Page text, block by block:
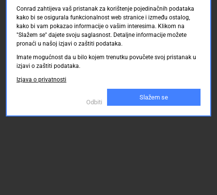
Conrad zahtijeva vaš pristanak za korištenje pojedinačnih podataka
kako bi se osigurala funkcionalnost web stranice i između ostalog,
kako bi vam pokazao informacije o vašim interesima. Klikom na
"Slažem se" dajete svoju saglasnost. Detaljne informacije možete
pronaći u našoj izjavi o zaštiti podataka.
Imate mogućnost da u bilo kojem trenutku povučete svoj pristanak u
izjavi o zaštiti podataka.
Izjava o privatnosti
Odbiti
Slažem se